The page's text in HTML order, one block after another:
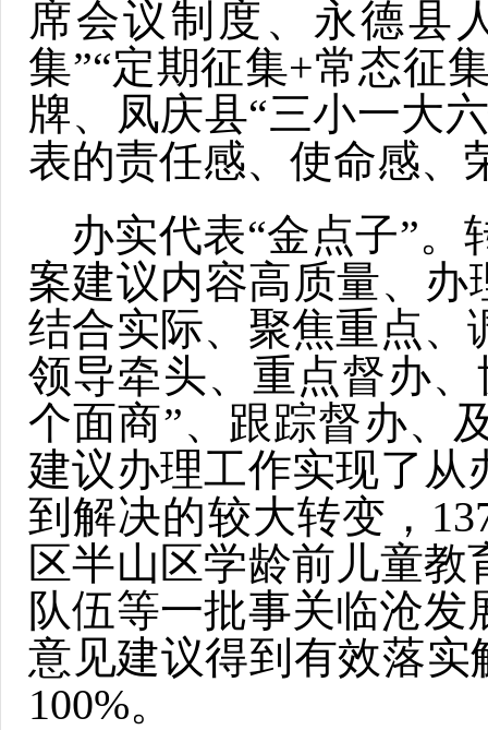
席会议制度、永德县
集”“定期征集+常态征
牌、凤庆县“三小一大
表的责任感、使命感、
办实代表“金点子”
案建议内容高质量、办
结合实际、聚焦重点、
领导牵头、重点督办
个面商”、跟踪督办、
建议办理工作实现了从
到解决的较大转变，
区半山区学龄前儿童
队伍等一批事关临沧
意见建议得到有效落实
100%。